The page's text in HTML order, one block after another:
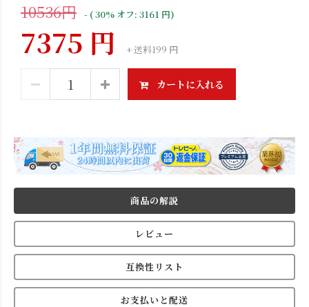
10536円 - ( 30% オフ: 3161 円)
7375 円 + 送料199 円
カートに入れる
商品の解説
レビュー
互換性リスト
お支払いと配送